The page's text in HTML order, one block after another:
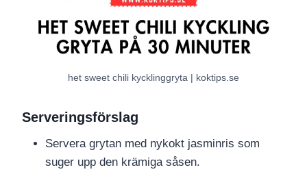
het sweet chili kycklinggryta | koktips.se
Serveringsförslag
Servera grytan med nykokt jasminris som
suger upp den krämiga såsen.